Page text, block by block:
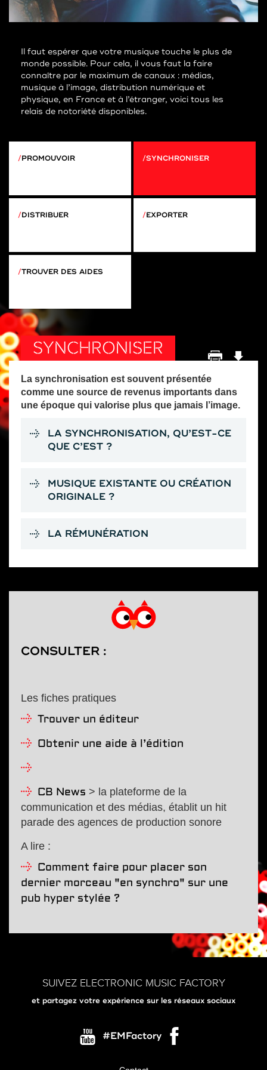
Il faut espérer que votre musique touche le plus de
monde possible. Pour cela, il vous faut la faire
connaître par le maximum de canaux : médias,
musique à l’image, distribution numérique et
physique, en France et à l’étranger, voici tous les
relais de notoriété disponibles.
PROMOUVOIR SYNCHRONISER
DISTRIBUER EXPORTER
TROUVER DES AIDES
SYNCHRONISER
La synchronisation est souvent présentée
comme une source de revenus importants dans
une époque qui valorise plus que jamais l’image.
LA SYNCHRONISATION, QU’EST-CE
QUE C’EST ?
MUSIQUE EXISTANTE OU CRÉATION
ORIGINALE ?
LA RÉMUNÉRATION
CONSULTER :
Les fiches pratiques
Trouver un éditeur
Obtenir une aide à l’édition
CB News > la plateforme de la
communication et des médias, établit un hit
parade des agences de production sonore
A lire :
Comment faire pour placer son
dernier morceau "en synchro" sur une
pub hyper stylée ?
SUIVEZ ELECTRONIC MUSIC FACTORY
et partagez votre expérience sur les réseaux sociaux
#EMFactory